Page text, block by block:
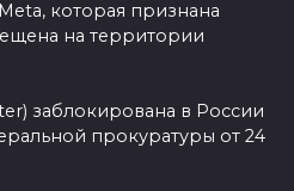
которая признана
на территории
заблокирована в России
прокуратуры от 24